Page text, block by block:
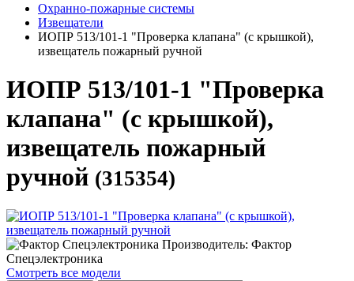
Охранно-пожарные системы
Извещатели
ИОПР 513/101-1 "Проверка клапана" (с крышкой),
извещатель пожарный ручной
ИОПР 513/101-1 "Проверка
клапана" (с крышкой),
извещатель пожарный
ручной (315354)
Производитель: Фактор
Спецэлектроника
Смотреть все модели